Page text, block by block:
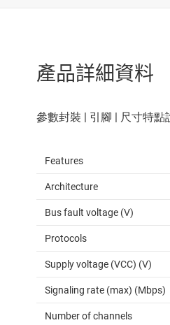
產品詳細資料
Features
Architecture
Bus fault voltage (V)
Protocols
Supply voltage (VCC) (V)
Signaling rate (max) (Mbps)
Number of channels